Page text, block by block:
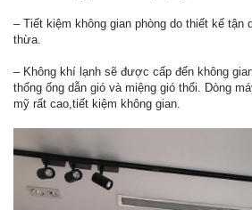
– Tiết kiệm không gian phòng do thiết kế tận
thừa.
– Không khí lạnh sẽ được cấp đến không
thống ống dẫn gió và miệng gió thổi. Dòng
mỹ rất cao,tiết kiệm không gian.